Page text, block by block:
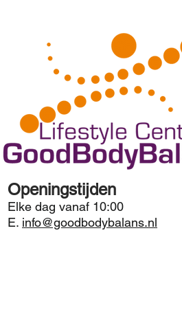
Openingstijden
Elke dag vanaf 10:00
E. info@goodbodybalans.nl